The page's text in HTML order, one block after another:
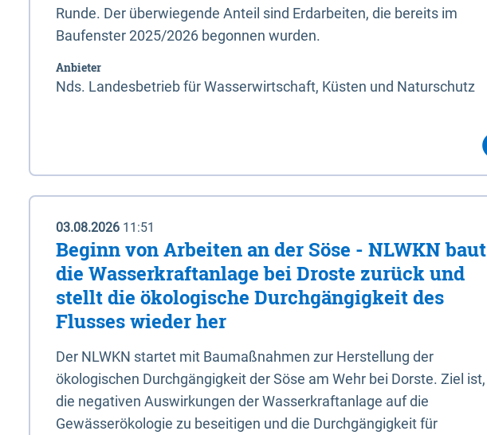
Runde. Der überwiegende Anteil sind Erdarbeiten, die bereits im
Baufenster 2025/2026 begonnen wurden.
Anbieter
Nds. Landesbetrieb für Wasserwirtschaft, Küsten und Naturschutz
03.08.2026 11:51
Beginn von Arbeiten an der Söse - NLWKN baut
die Wasserkraftanlage bei Droste zurück und
stellt die ökologische Durchgängigkeit des
Flusses wieder her
Der NLWKN startet mit Baumaßnahmen zur Herstellung der
ökologischen Durchgängigkeit der Söse am Wehr bei Dorste. Ziel ist,
die negativen Auswirkungen der Wasserkraftanlage auf die
Gewässerökologie zu beseitigen und die Durchgängigkeit für